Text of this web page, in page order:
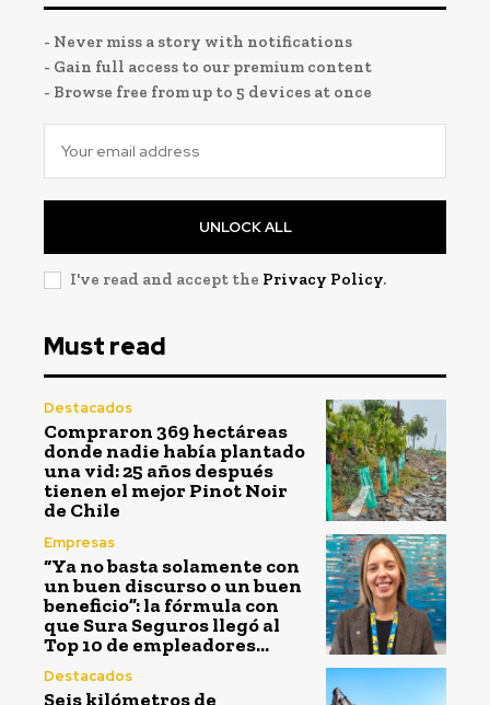
- Never miss a story with notifications
- Gain full access to our premium content
- Browse free from up to 5 devices at once
UNLOCK ALL
I've read and accept the Privacy Policy.
Must read
Destacados
Compraron 369 hectáreas
donde nadie había plantado
una vid: 25 años después
tienen el mejor Pinot Noir
de Chile
Empresas
“Ya no basta solamente con
un buen discurso o un buen
beneficio”: la fórmula con
que Sura Seguros llegó al
Top 10 de empleadores...
Destacados
Seis kilómetros de